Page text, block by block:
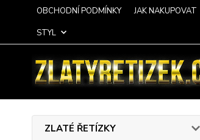
OBCHODNÍ PODMÍNKY JAK NAKUPOVAT
STYL
ZLATÉ ŘETÍZKY